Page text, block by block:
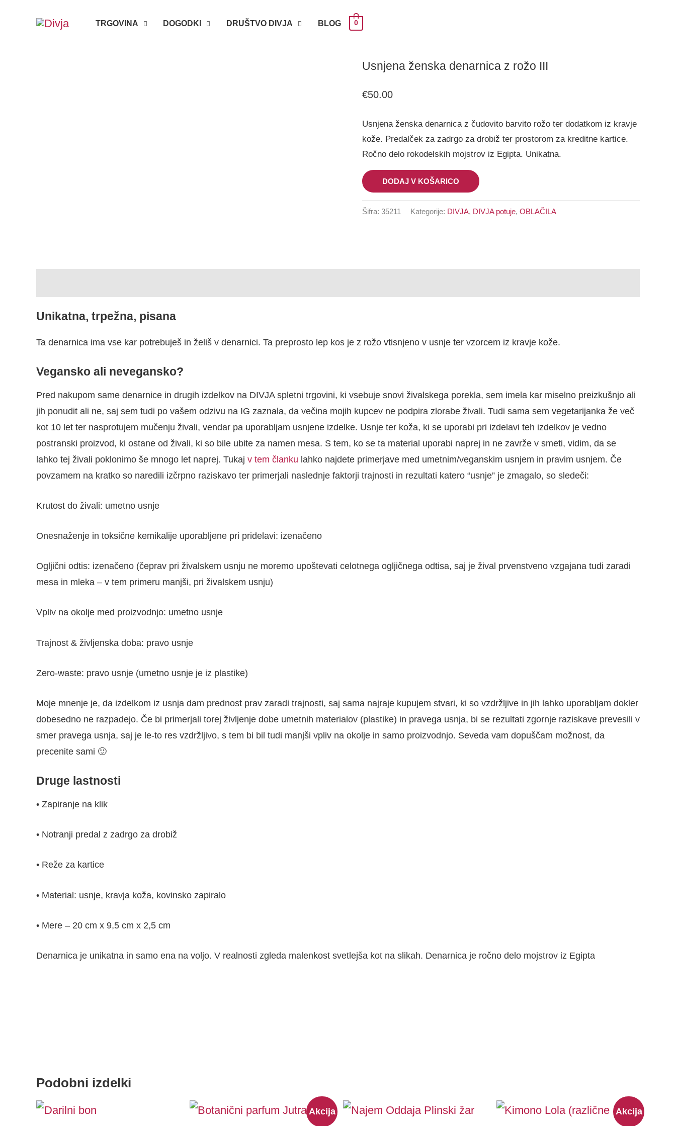
TRGOVINA DOGODKI DRUŠTVO DIVJA BLOG 0
Usnjena ženska denarnica z rožo III
€50.00
Usnjena ženska denarnica z čudovito barvito rožo ter dodatkom iz kravje
kože. Predalček za zadrgo za drobiž ter prostorom za kreditne kartice.
Ročno delo rokodelskih mojstrov iz Egipta. Unikatna.
ženska
denarnica
rožo
III
količinaDODAJ V KOŠARICO
Šifra: 35211 Kategorije: DIVJA, DIVJA potuje, OBLAČILA
Unikatna, trpežna, pisana
Ta denarnica ima vse kar potrebuješ in želiš v denarnici. Ta preprosto lep kos je z rožo vtisnjeno v usnje ter vzorcem iz kravje kože.
Vegansko ali nevegansko?
Pred nakupom same denarnice in drugih izdelkov na DIVJA spletni trgovini, ki vsebuje snovi živalskega porekla, sem imela kar miselno preizkušnjo ali
jih ponudit ali ne, saj sem tudi po vašem odzivu na IG zaznala, da večina mojih kupcev ne podpira zlorabe živali. Tudi sama sem vegetarijanka že več
kot 10 let ter nasprotujem mučenju živali, vendar pa uporabljam usnjene izdelke. Usnje ter koža, ki se uporabi pri izdelavi teh izdelkov je vedno
postranski proizvod, ki ostane od živali, ki so bile ubite za namen mesa. S tem, ko se ta material uporabi naprej in ne zavrže v smeti, vidim, da se
lahko tej živali poklonimo še mnogo let naprej. Tukaj v tem članku lahko najdete primerjave med umetnim/veganskim usnjem in pravim usnjem. Če
povzamem na kratko so naredili izčrpno raziskavo ter primerjali naslednje faktorji trajnosti in rezultati katero “usnje” je zmagalo, so sledeči:
Krutost do živali: umetno usnje
Onesnaženje in toksične kemikalije uporabljene pri pridelavi: izenačeno
Ogljični odtis: izenačeno (čeprav pri živalskem usnju ne moremo upoštevati celotnega ogljičnega odtisa, saj je žival prvenstveno vzgajana tudi zaradi
mesa in mleka – v tem primeru manjši, pri živalskem usnju)
Vpliv na okolje med proizvodnjo: umetno usnje
Trajnost & življenska doba: pravo usnje
Zero-waste: pravo usnje (umetno usnje je iz plastike)
Moje mnenje je, da izdelkom iz usnja dam prednost prav zaradi trajnosti, saj sama najraje kupujem stvari, ki so vzdržljive in jih lahko uporabljam dokler
dobesedno ne razpadejo. Če bi primerjali torej življenje dobe umetnih materialov (plastike) in pravega usnja, bi se rezultati zgornje raziskave prevesili v
smer pravega usnja, saj je le-to res vzdržljivo, s tem bi bil tudi manjši vpliv na okolje in samo proizvodnjo. Seveda vam dopuščam možnost, da
precenite sami 🙂
Druge lastnosti
• Zapiranje na klik
• Notranji predal z zadrgo za drobiž
• Reže za kartice
• Material: usnje, kravja koža, kovinsko zapiralo
• Mere – 20 cm x 9,5 cm x 2,5 cm
Denarnica je unikatna in samo ena na voljo. V realnosti zgleda malenkost svetlejša kot na slikah. Denarnica je ročno delo mojstrov iz Egipta
Podobni izdelki
Akcija
Original
price
Current
price
Akcija
Original
price
Current
price
This